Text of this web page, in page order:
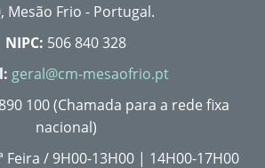
Mesão Frio - Portugal.
NIPC: 506 840 328
geral@cm-mesaofrio.pt
100 (Chamada para a rede fixa
nacional)
Feira / 9H00-13H00 | 14H00-17H00